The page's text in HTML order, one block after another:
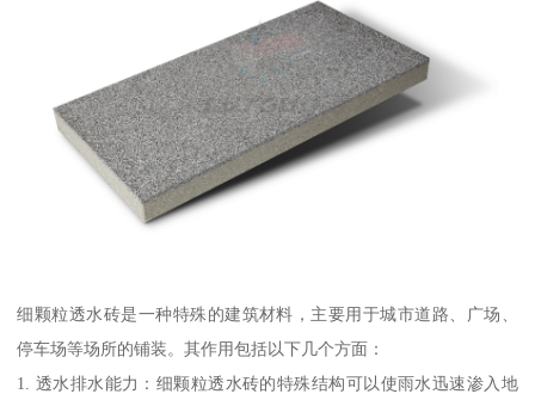
细颗粒透水砖是一种特殊的建筑材料，主要用于城市道路、广场、
停车场等场所的铺装。其作用包括以下几个方面：
1. 透水排水能力：细颗粒透水砖的特殊结构可以使雨水迅速渗入地